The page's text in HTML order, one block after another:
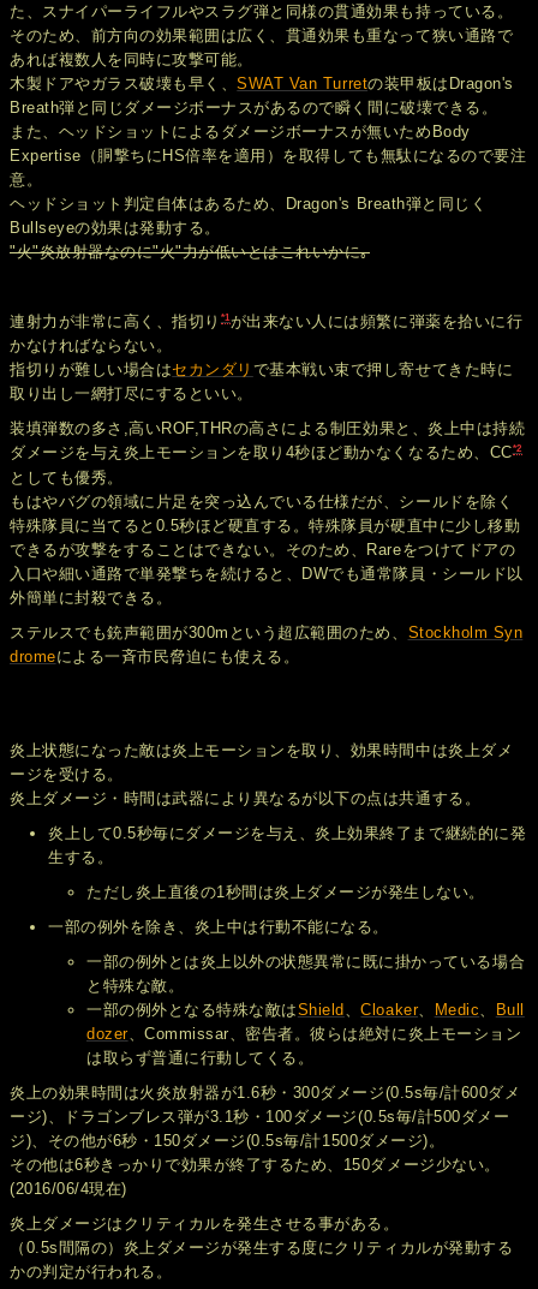
た、スナイパーライフルやスラグ弾と同様の貫通効果も持っている。
そのため、前方向の効果範囲は広く、貫通効果も重なって狭い通路で
あれば複数人を同時に攻撃可能。
木製ドアやガラス破壊も早く、SWAT Van Turretの装甲板はDragon's
Breath弾と同じダメージボーナスがあるので瞬く間に破壊できる。
また、ヘッドショットによるダメージボーナスが無いためBody
Expertise（胴撃ちにHS倍率を適用）を取得しても無駄になるので要注
意。
ヘッドショット判定自体はあるため、Dragon's Breath弾と同じく
Bullseyeの効果は発動する。
"火"炎放射器なのに"火"力が低いとはこれいかに｡
連射力が非常に高く、指切り *1が出来ない人には頻繁に弾薬を拾いに行
かなければならない。
指切りが難しい場合はセカンダリ で基本戦い束で押し寄せてきた時に
取り出し一網打尽にするといい。
装填弾数の多さ,高いROF,THRの高さによる制圧効果と、炎上中は持続
ダメージを与え炎上モーションを取り4秒ほど動かなくなるため、CC*2
としても優秀。
もはやバグの領域に片足を突っ込んでいる仕様だが、シールドを除く
特殊隊員に当てると0.5秒ほど硬直する。特殊隊員が硬直中に少し移動
できるが攻撃をすることはできない。そのため、Rareをつけてドアの
入口や細い通路で単発撃ちを続けると、DWでも通常隊員・シールド以
外簡単に封殺できる。
ステルスでも銃声範囲が300mという超広範囲のため、 Stockholm Syn
dromeによる一斉市民脅迫にも使える。
炎上状態になった敵は炎上モーションを取り、効果時間中は炎上ダメ
ージを受ける。
炎上ダメージ・時間は武器により異なるが以下の点は共通する。
炎上して0.5秒毎にダメージを与え、炎上効果終了まで継続的に発
生する。
ただし炎上直後の1秒間は炎上ダメージが発生しない。
一部の例外を除き、炎上中は行動不能になる。
一部の例外とは炎上以外の状態異常に既に掛かっている場合
と特殊な敵。
一部の例外となる特殊な敵はShield 、Cloaker、 Medic、
Bull
dozer、Commissar、密告者。彼らは絶対に炎上モーション
は取らず普通に行動してくる。
炎上の効果時間は火炎放射器が1.6秒・300ダメージ(0.5s毎/計600ダメ
ージ)、ドラゴンブレス弾が3.1秒・100ダメージ(0.5s毎/計500ダメー
ジ)、その他が6秒・150ダメージ(0.5s毎/計1500ダメージ)。
その他は6秒きっかりで効果が終了するため、150ダメージ少ない。
(2016/06/4現在)
炎上ダメージはクリティカルを発生させる事がある。
（0.5s間隔の）炎上ダメージが発生する度にクリティカルが発動する
かの判定が行われる。